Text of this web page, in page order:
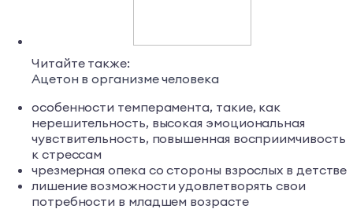
Читайте также:
Ацетон в организме человека
особенности темперамента, такие, как
нерешительность, высокая эмоциональная
чувствительность, повышенная восприимчивость
к стрессам
чрезмерная опека со стороны взрослых в детстве
лишение возможности удовлетворять свои
потребности в младшем возрасте